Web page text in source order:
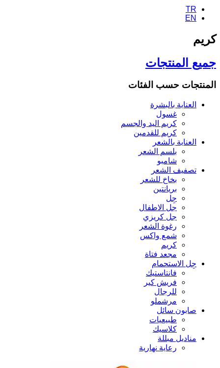
TR
EN
كريم
جميع المنتجات
المنتجات حسب الفئات
العناية بالبشرة
غسول
كريم اليد والجسم
كريم للقدمين
العناية بالشعر
بلسم الشعر
شامبو
تصفيف الشعر
بخاخ للشعر
بريانتين
جِل
جل الاطفال
جل كريزي
رغوة الشعر
شمع واكس
كريم
مجعد فتاة
جِل الاستحمام
فانتاستيك
فريش كير
للرجال
مرشملو
صابون سائل
طبيعيات
كلاسيك
مناديل مبللة
رعاية نهارية